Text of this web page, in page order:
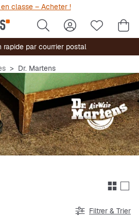
classe – Acheter !
rapide par courrier postal
Dr. Martens
Filtrer & Trier